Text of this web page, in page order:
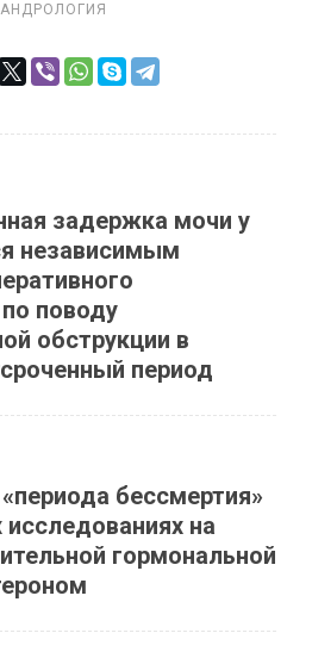
АНДРОЛОГИЯ
задержка мочи у
независимым
поводу
обструкции в
период
бессмертия»
исследованиях на
гормональной